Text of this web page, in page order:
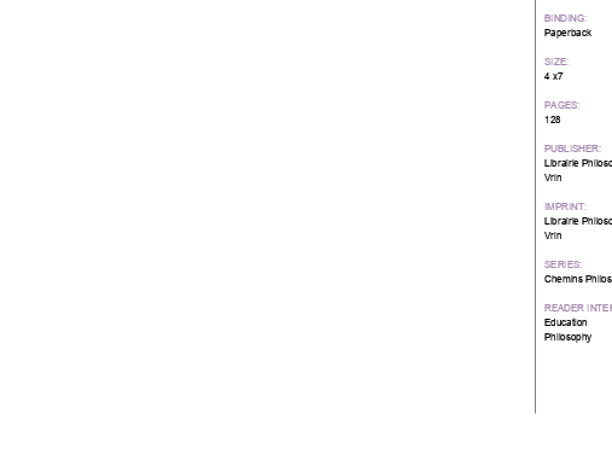
BINDING:
Paperback
SIZE:
4 x7
PAGES:
128
PUBLISHER:
Librairie
Vrin
IMPRINT:
Librairie
Vrin
SERIES:
Chemins
READER
Education
Philosophy